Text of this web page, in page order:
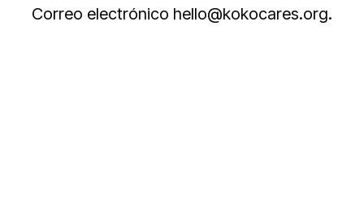
Correo electrónico hello@kokocares.org.